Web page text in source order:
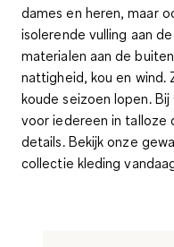
dames en heren, maar
isolerende vulling aan
materialen aan de
nattigheid, kou en wind.
koude seizoen lopen.
voor iedereen in talloze
details. Bekijk onze
collectie kleding